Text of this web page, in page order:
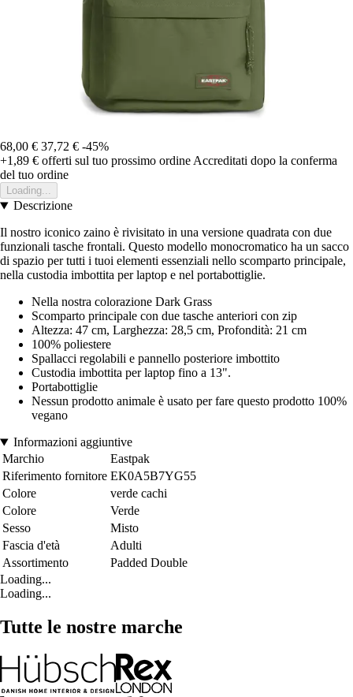
68,00 € 37,72 € -45%
+1,89 € offerti sul tuo prossimo ordine Accreditati dopo la conferma
del tuo ordine
Loading...
Descrizione
Il nostro iconico zaino è rivisitato in una versione quadrata con due
funzionali tasche frontali. Questo modello monocromatico ha un sacco
di spazio per tutti i tuoi elementi essenziali nello scomparto principale,
nella custodia imbottita per laptop e nel portabottiglie.
Nella nostra colorazione Dark Grass
Scomparto principale con due tasche anteriori con zip
Altezza: 47 cm, Larghezza: 28,5 cm, Profondità: 21 cm
100% poliestere
Spallacci regolabili e pannello posteriore imbottito
Custodia imbottita per laptop fino a 13".
Portabottiglie
Nessun prodotto animale è usato per fare questo prodotto 100%
vegano
Informazioni aggiuntive
Marchio
Eastpak
Riferimento fornitore EK0A5B7YG55
Colore
verde cachi
Colore
Verde
Sesso
Misto
Fascia d'età
Adulti
Assortimento
Padded Double
Loading...
Loading...
Tutte le nostre marche